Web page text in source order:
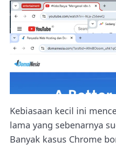
Kebiasaan kecil ini
lama yang sebenarnya
Banyak kasus Chrome